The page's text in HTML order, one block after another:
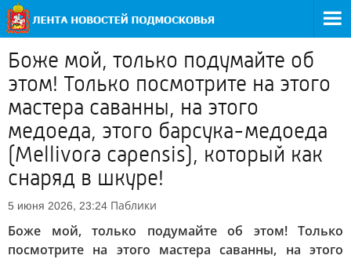
Боже мой, только подумайте об
этом! Только посмотрите на этого
мастера саванны, на этого
медоеда, этого барсука-медоеда
(Mellivora capensis), который как
снаряд в шкуре!
5 июня 2026, 23:24 Паблики
Боже мой, только подумайте об этом! Только
посмотрите на этого мастера саванны, на этого